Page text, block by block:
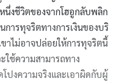
นึ่งชีวิตของจากโฮอูกลับพลิก
ารทุจริตทางการเงินของบริ
าไม่อาจปล่อยให้การทุจริตนี้
ใช้ความสามารถทาง
ปงความจริงและเอาผิดกับผู้